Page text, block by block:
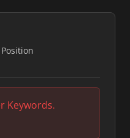
Keywords.